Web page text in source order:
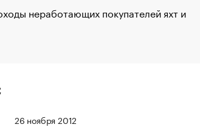
неработающих покупателей яхт и
26 ноября 2012